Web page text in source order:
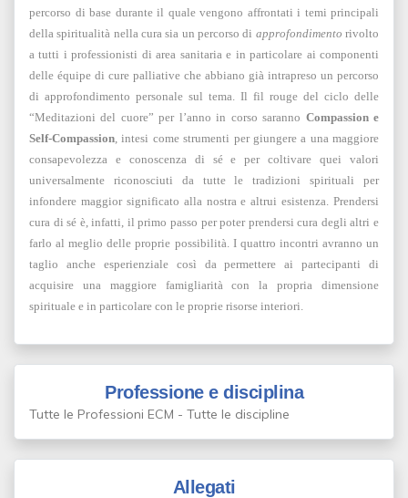
percorso di base durante il quale vengono affrontati i temi principali
della spiritualità nella cura sia un percorso di approfondimento rivolto
a tutti i professionisti di area sanitaria e in particolare ai componenti
delle équipe di cure palliative che abbiano già intrapreso un percorso
di approfondimento personale sul tema. Il fil rouge del ciclo delle
“Meditazioni del cuore” per l’anno in corso saranno Compassion e
Self-Compassion, intesi come strumenti per giungere a una maggiore
consapevolezza e conoscenza di sé e per coltivare quei valori
universalmente riconosciuti da tutte le tradizioni spirituali per
infondere maggior significato alla nostra e altrui esistenza. Prendersi
cura di sé è, infatti, il primo passo per poter prendersi cura degli altri e
farlo al meglio delle proprie possibilità. I quattro incontri avranno un
taglio anche esperienziale così da permettere ai partecipanti di
acquisire una maggiore famigliarità con la propria dimensione
spirituale e in particolare con le proprie risorse interiori.
Professione e disciplina
Tutte le Professioni ECM - Tutte le discipline
Allegati